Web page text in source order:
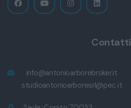
Contatti
info@antonioarborebroker.it
studioantonioarboresrl@pec.it